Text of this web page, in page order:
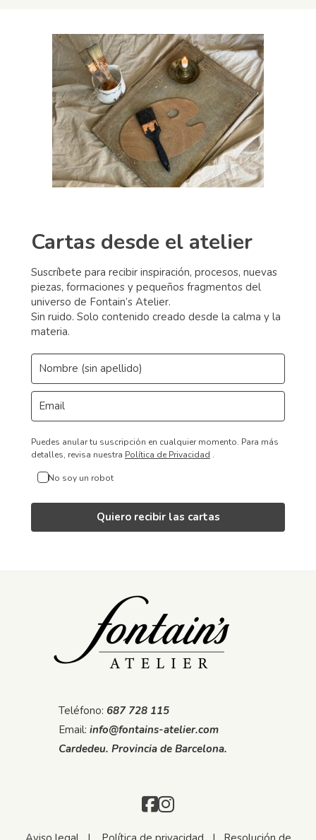
Cartas desde el atelier
Suscríbete para recibir inspiración, procesos, nuevas
piezas, formaciones y pequeños fragmentos del
universo de Fontain’s Atelier.
Sin ruido. Solo contenido creado desde la calma y la
materia.
Puedes anular tu suscripción en cualquier momento. Para más
detalles, revisa nuestra Política de Privacidad .
No soy un robot
Quiero recibir las cartas
Teléfono: 687 728 115
Email: info@fontains-atelier.com
Cardedeu. Provincia de Barcelona.